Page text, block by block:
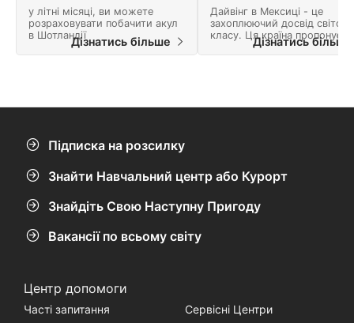
у літні місяці, ви можете
розраховувати побачити акул
в ШотландіїДізнатись більше
Дайвінг в Мексиці - це
захоплюючий досвід
класу. Ця країна пропонує
безліч пригод і ландшафт,
повний природних чудес.
Дізнатись
Підписка на розсилку
Знайти Навчальний центр або Курорт
Знайдіть Свою Наступну Пригоду
Вакансії по всьому світу
Центр допомоги
Часті запитання
Сервісні Центри